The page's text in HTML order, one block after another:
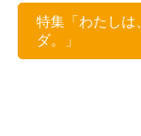
特集「わたしは
ダ。」